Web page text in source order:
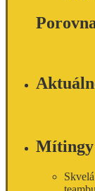
Mítingy